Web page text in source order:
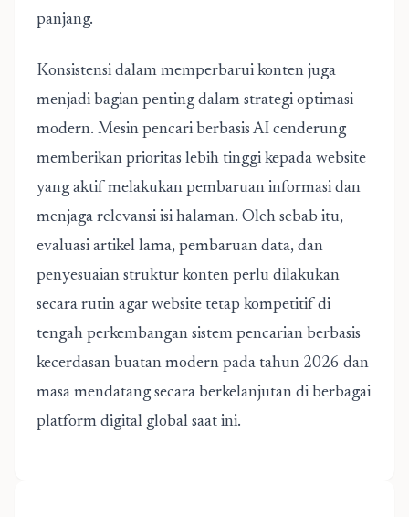
panjang.
Konsistensi dalam memperbarui konten juga
menjadi bagian penting dalam strategi optimasi
modern. Mesin pencari berbasis AI cenderung
memberikan prioritas lebih tinggi kepada website
yang aktif melakukan pembaruan informasi dan
menjaga relevansi isi halaman. Oleh sebab itu,
evaluasi artikel lama, pembaruan data, dan
penyesuaian struktur konten perlu dilakukan
secara rutin agar website tetap kompetitif di
tengah perkembangan sistem pencarian berbasis
kecerdasan buatan modern pada tahun 2026 dan
masa mendatang secara berkelanjutan di berbagai
platform digital global saat ini.